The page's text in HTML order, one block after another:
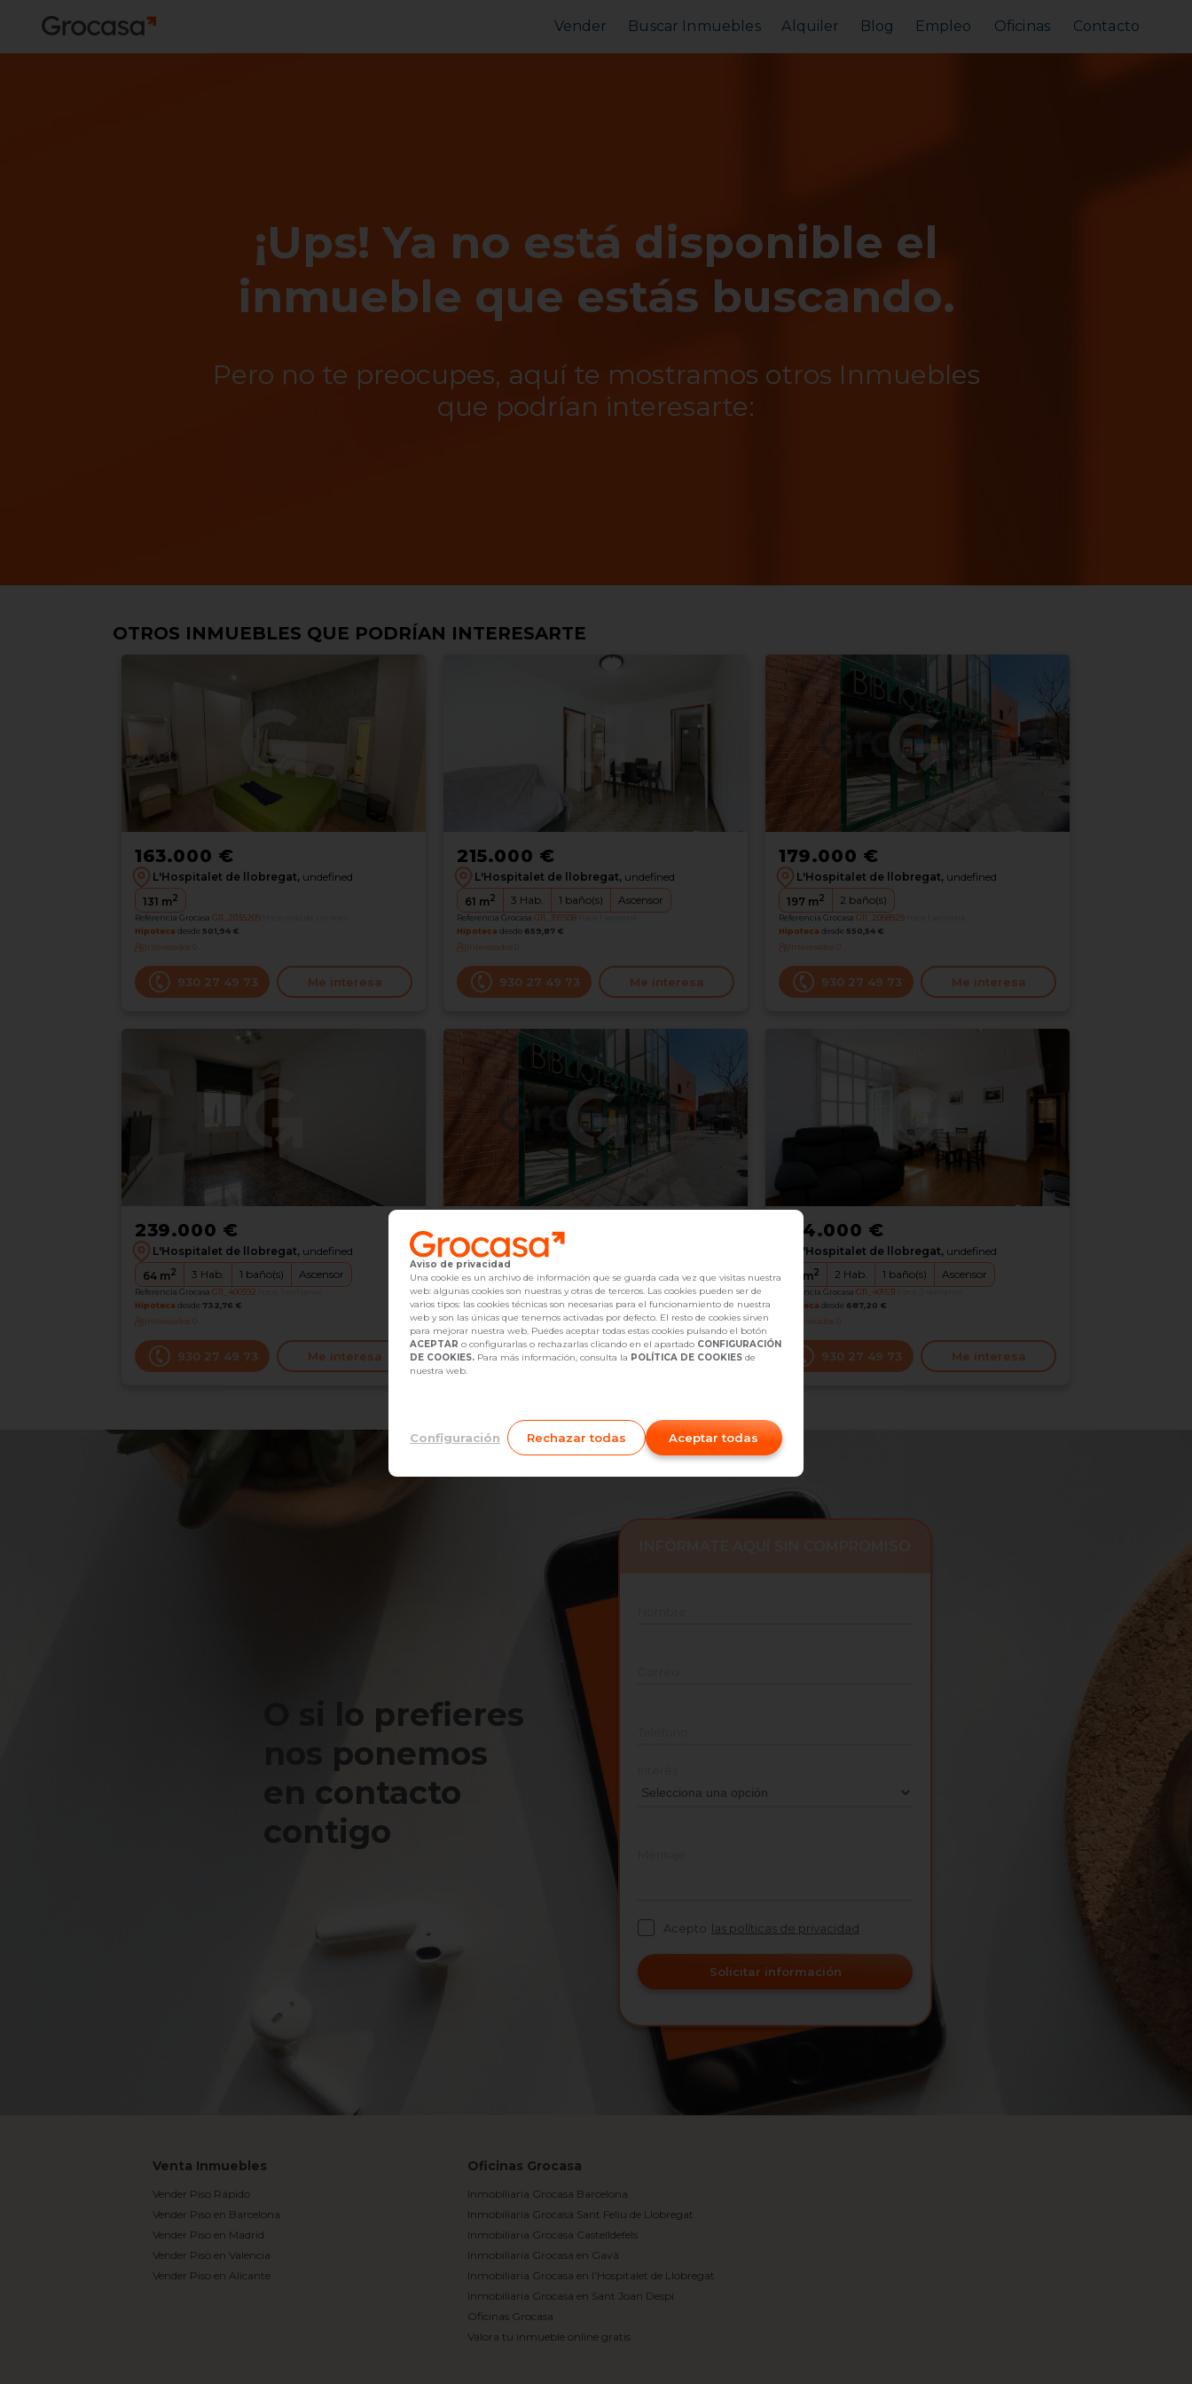
Vender Buscar Inmuebles Alquiler Blog Empleo Oficinas Contacto
¡Ups! Ya no está disponible el
inmueble que estás buscando.
Pero no te preocupes, aquí te mostramos otros Inmuebles
que podrían interesarte:
OTROS INMUEBLES QUE PODRÍAN INTERESARTE
163.000 €
L'Hospitalet de llobregat, undefined
131 m2
Referencia Grocasa G11_2035209
Hipoteca desde 501,94 €
Interesados0
930 27 49 73 Me interesa
215.000 €
L'Hospitalet de llobregat, undefined
61 m2 3 Hab. 1 baño(s) Ascensor
Referencia Grocasa G11_397508
Hipoteca desde 659,87 €
Interesados0
930 27 49 73 Me interesa
179.000 €
L'Hospitalet de llobregat, undefined
197m2 2 baño(s)
Referencia Grocasa G11_2068929
Hipoteca desde 550,54 €
Interesados0
930 27 49 73 Me interesa
239.000 €
L'Hospitalet de llobregat, undefined
64 m2 3 Hab. 1 baño(s) Ascensor
Referencia Grocasa G11_400592
Hipoteca desde 732,76 €
Interesados0
930 27 49 73 Me interesa
259.000 €
L'Hospitalet de llobregat,
66m 3Hab. 1baño(s) Ascensor
Referencia GrocasaG11_399769hace 23 horas
Hipotecadesde793,50 €
Interesados0
930 27 49 73 Me interesa
224.000 €
L'Hospitalet de llobregat, undefined
m2 2 Hab. 1 baño(s) Ascensor
Referencia Grocasa G11_401531
Hipoteca desde 687,20 €
Interesados0
930 27 49 73 Me interesa
O si lo prefieres
nos ponemos
en contacto
contigo
Acepto las políticas de privacidad
Solicitar información
Venta Inmuebles
Vender Piso Rápido
Vender Piso en Barcelona
Vender Piso en Madrid
Vender Piso en Valencia
Vender Piso en Alicante
Oficinas Grocasa
Inmobiliaria Grocasa Barcelona
Inmobiliaria Grocasa Sant Feliu de Llobregat
Inmobiliaria Grocasa Castelldefels
Inmobiliaria Grocasa en Gavà
Inmobiliaria Grocasa en l'Hospitalet de Llobregat
Inmobiliaria Grocasa en Sant Joan Despí
Oficinas Grocasa
Valora tu inmueble online gratis
Aviso de privacidad
Una cookie es un archivo de información que se guarda cada vez que visitas nuestra
web: algunas cookies son nuestras y otras de terceros. Las cookies pueden ser de
varios tipos: las cookies técnicas son necesarias para el funcionamiento de nuestra
web y son las únicas que tenemos activadas por defecto. El resto de cookies sirven
para mejorar nuestra web. Puedes aceptar todas estas cookies pulsando el botón
ACEPTAR o configurarlas o rechazarlas clicando en el apartado CONFIGURACIÓN
DE COOKIES. Para más información, consulta la POLÍTICA DE COOKIES de
nuestra web.
Configuración Rechazar todas Aceptar todas